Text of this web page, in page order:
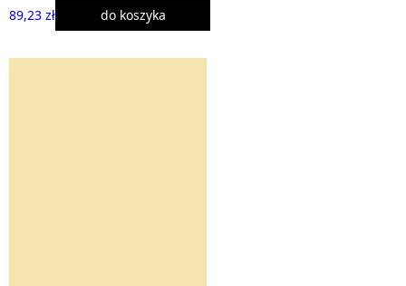
89,23 zł do koszyka